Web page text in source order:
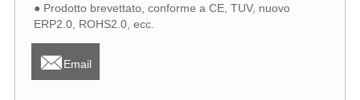
● Prodotto brevettato, conforme a CE, TUV, nuovo
ERP2.0, ROHS2.0, ecc.
Email